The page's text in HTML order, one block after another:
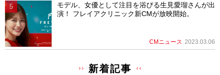
モデル、女優として注目を浴びる生見愛瑠さんが出
演！ フレイアクリニック新CMが放映開始。
CMニュース 2023.03.06
新着記事